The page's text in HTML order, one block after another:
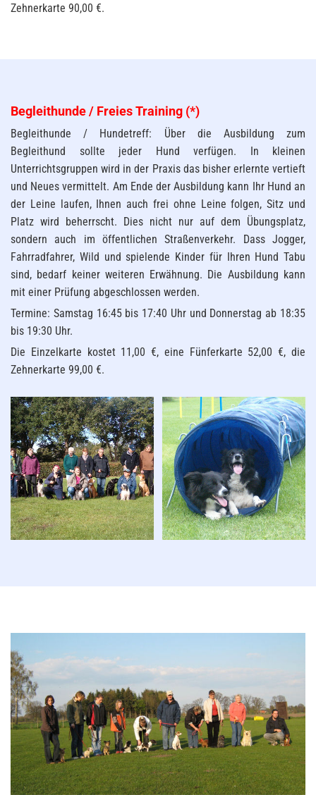
Zehnerkarte 90,00 €.
Begleithunde / Freies Training (*)
Begleithunde / Hundetreff: Über die Ausbildung zum
Begleithund sollte jeder Hund verfügen. In kleinen
Unterrichtsgruppen wird in der Praxis das bisher erlernte vertieft
und Neues vermittelt. Am Ende der Ausbildung kann Ihr Hund an
der Leine laufen, Ihnen auch frei ohne Leine folgen, Sitz und
Platz wird beherrscht. Dies nicht nur auf dem Übungsplatz,
sondern auch im öffentlichen Straßenverkehr. Dass Jogger,
Fahrradfahrer, Wild und spielende Kinder für Ihren Hund Tabu
sind, bedarf keiner weiteren Erwähnung. Die Ausbildung kann
mit einer Prüfung abgeschlossen werden.
Termine: Samstag 16:45 bis 17:40 Uhr und Donnerstag ab 18:35
bis 19:30 Uhr.
Die Einzelkarte kostet 11,00 €, eine Fünferkarte 52,00 €, die
Zehnerkarte 99,00 €.